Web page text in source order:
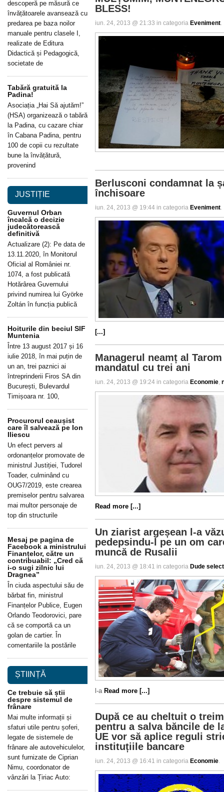
BLESS!
iun. 24, 2013 @ 21:33 in categoria Eveniment.
Berlusconi condamnat la
închisoare
iun. 24, 2013 @ 19:44 in categoria Eveniment.
[...]
Managerul neamț al
mandatul cu trei ani
iun. 24, 2013 @ 19:24 in categoria Economie,
Read more [...]
Un ziarist argeșean l-a
pedepsindu-l pe un om
muncă de Rusalii
iun. 24, 2013 @ 18:41 in categoria Dude
l-a Read more [...]
După ce au cheltuit o
pentru a salva băncile de
UE vor să aplice reguli
instituțiile bancare
iun. 24, 2013 @ 16:41 in categoria Economie.
descoperă pe măsură ce
învățătoarele avansează cu
predarea pe baza noilor
manuale pentru clasele I,
realizate de Editura
Didactică și Pedagogică,
societate de
Tabără gratuită la
Padina!
Asociația „Hai Să ajutăm!”
(HSA) organizează o tabără
la Padina, cu cazare chiar
în Cabana Padina, pentru
100 de copii cu rezultate
bune la învățătură,
provenind
JUSTIȚIE
Guvernul Orban
încalcă o decizie
judecătorească
definitivă
Actualizare (2): Pe data de
13.11.2020, în Monitorul
Oficial al României nr.
1074, a fost publicată
Hotărârea Guvernului
privind numirea lui Györke
Zoltán în funcția publică
Hoiturile din beciul SIF
Muntenia
Între 13 august 2017 și 16
iulie 2018, în mai puțin de
un an, trei paznici ai
întreprinderii Firos SA din
București, Bulevardul
Timișoara nr. 100,
Procurorul ceaușist
care îl salvează pe Ion
Iliescu
Un efect pervers al
ordonanțelor promovate de
ministrul Justiției, Tudorel
Toader, culminând cu
OUG7/2019, este crearea
premiselor pentru salvarea
mai multor personaje de
top din structurile
Mesaj pe pagina de
Facebook a ministrului
Finanțelor, către un
contribuabil: „Cred că
i-o sugi zilnic lui
Dragnea”
În ciuda aspectului său de
bărbat fin, ministrul
Finanțelor Publice, Eugen
Orlando Teodorovici, pare
că se comportă ca un
golan de cartier. În
comentariile la postările
ȘTIINȚĂ
Ce trebuie să știi
despre sistemul de
frânare
Mai multe informații și
sfaturi utile pentru șoferi,
legate de sistemele de
frânare ale autovehiculelor,
sunt furnizate de Ciprian
Nimu, coordonator de
vânzări la Țiriac Auto: